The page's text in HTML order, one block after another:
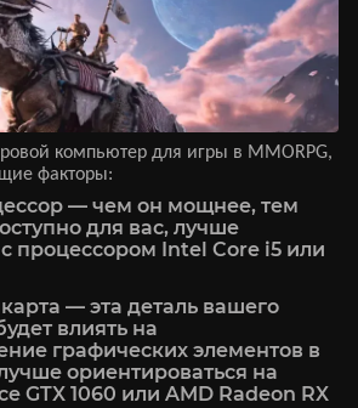
компьютер для игры в MMORPG,
факторы:
— чем он мощнее, тем
для вас, лучше
процессором Intel Core i5 или
— эта деталь вашего
влиять на
графических элементов в
ориентироваться на
GTX 1060 или AMD Radeon RX